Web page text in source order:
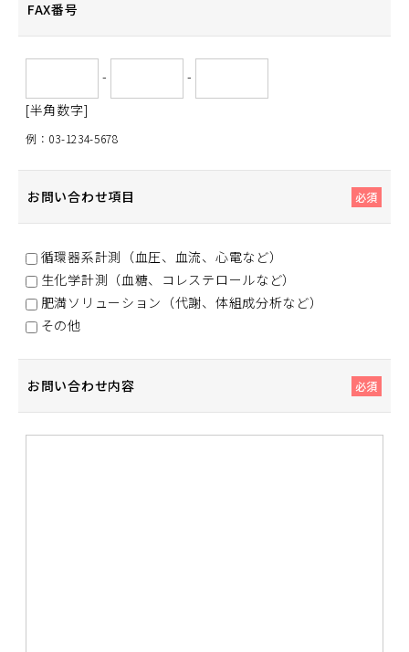
FAX番号
-
-
[半角数字]
例：03-1234-5678
必須
お問い合わせ項目
循環器系計測（血圧、血流、心電など）
生化学計測（血糖、コレステロールなど）
肥満ソリューション（代謝、体組成分析など）
その他
必須
お問い合わせ内容